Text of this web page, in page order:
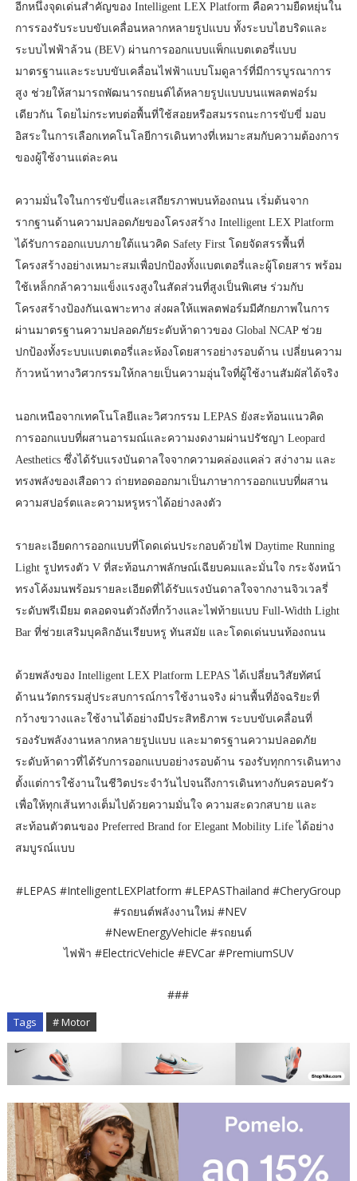
อีกหนึ่งจุดเด่นสำคัญของ Intelligent LEX Platform คือความยืดหยุ่นใน
การรองรับระบบขับเคลื่อนหลากหลายรูปแบบ ทั้งระบบไฮบริดและ
ระบบไฟฟ้าล้วน (BEV) ผ่านการออกแบบแพ็กแบตเตอรี่แบบ
มาตรฐานและระบบขับเคลื่อนไฟฟ้าแบบโมดูลาร์ที่มีการบูรณาการ
สูง ช่วยให้สามารถพัฒนารถยนต์ได้หลายรูปแบบบนแพลตฟอร์ม
เดียวกัน โดยไม่กระทบต่อพื้นที่ใช้สอยหรือสมรรถนะการขับขี่ มอบ
อิสระในการเลือกเทคโนโลยีการเดินทางที่เหมาะสมกับความต้องการ
ของผู้ใช้งานแต่ละคน
ความมั่นใจในการขับขี่และเสถียรภาพบนท้องถนน เริ่มต้นจาก
รากฐานด้านความปลอดภัยของโครงสร้าง Intelligent LEX Platform
ได้รับการออกแบบภายใต้แนวคิด Safety First โดยจัดสรรพื้นที่
โครงสร้างอย่างเหมาะสมเพื่อปกป้องทั้งแบตเตอรี่และผู้โดยสาร พร้อม
ใช้เหล็กกล้าความแข็งแรงสูงในสัดส่วนที่สูงเป็นพิเศษ ร่วมกับ
โครงสร้างป้องกันเฉพาะทาง ส่งผลให้แพลตฟอร์มมีศักยภาพในการ
ผ่านมาตรฐานความปลอดภัยระดับห้าดาวของ Global NCAP ช่วย
ปกป้องทั้งระบบแบตเตอรี่และห้องโดยสารอย่างรอบด้าน เปลี่ยนความ
ก้าวหน้าทางวิศวกรรมให้กลายเป็นความอุ่นใจที่ผู้ใช้งานสัมผัสได้จริง
นอกเหนือจากเทคโนโลยีและวิศวกรรม LEPAS ยังสะท้อนแนวคิด
การออกแบบที่ผสานอารมณ์และความงดงามผ่านปรัชญา Leopard
Aesthetics ซึ่งได้รับแรงบันดาลใจจากความคล่องแคล่ว สง่างาม และ
ทรงพลังของเสือดาว ถ่ายทอดออกมาเป็นภาษาการออกแบบที่ผสาน
ความสปอร์ตและความหรูหราได้อย่างลงตัว
รายละเอียดการออกแบบที่โดดเด่นประกอบด้วยไฟ Daytime Running
Light รูปทรงตัว V ที่สะท้อนภาพลักษณ์เฉียบคมและมั่นใจ กระจังหน้า
ทรงโค้งมนพร้อมรายละเอียดที่ได้รับแรงบันดาลใจจากงานจิวเวลรี่
ระดับพรีเมียม ตลอดจนตัวถังที่กว้างและไฟท้ายแบบ Full-Width Light
Bar ที่ช่วยเสริมบุคลิกอันเรียบหรู ทันสมัย และโดดเด่นบนท้องถนน
ด้วยพลังของ Intelligent LEX Platform LEPAS ได้เปลี่ยนวิสัยทัศน์
ด้านนวัตกรรมสู่ประสบการณ์การใช้งานจริง ผ่านพื้นที่อัจฉริยะที่
กว้างขวางและใช้งานได้อย่างมีประสิทธิภาพ ระบบขับเคลื่อนที่
รองรับพลังงานหลากหลายรูปแบบ และมาตรฐานความปลอดภัย
ระดับห้าดาวที่ได้รับการออกแบบอย่างรอบด้าน รองรับทุกการเดินทาง
ตั้งแต่การใช้งานในชีวิตประจำวันไปจนถึงการเดินทางกับครอบครัว
เพื่อให้ทุกเส้นทางเต็มไปด้วยความมั่นใจ ความสะดวกสบาย และ
สะท้อนตัวตนของ Preferred Brand for Elegant Mobility Life ได้อย่าง
สมบูรณ์แบบ
#LEPAS #IntelligentLEXPlatform #LEPASThailand #CheryGroup
#รถยนต์พลังงานใหม่ #NEV
#NewEnergyVehicle #รถยนต์
ไฟฟ้า #ElectricVehicle #EVCar #PremiumSUV
###
Tags # Motor